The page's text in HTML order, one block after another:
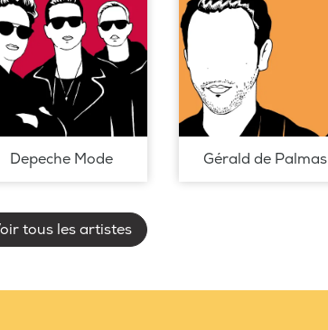
Depeche Mode Gérald de Palmas
tous les artistes